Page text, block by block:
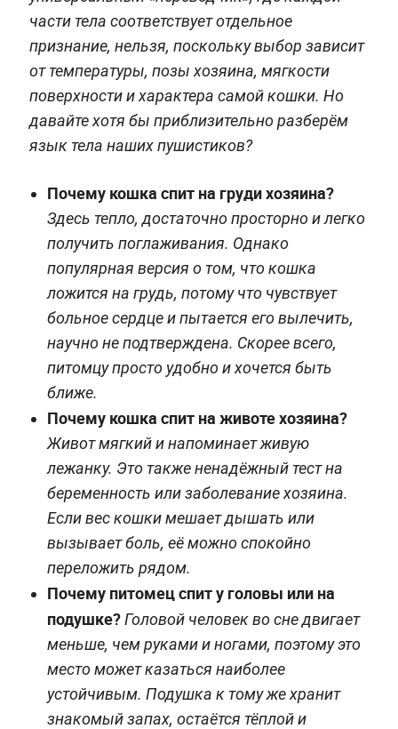
части тела соответствует отдельное
признание, нельзя, поскольку выбор зависит
от температуры, позы хозяина, мягкости
поверхности и характера самой кошки. Но
давайте хотя бы приблизительно разберём
язык тела наших пушистиков?
Почему кошка спит на груди хозяина?
Здесь тепло, достаточно просторно и легко
получить поглаживания. Однако
популярная версия о том, что кошка
ложится на грудь, потому что чувствует
больное сердце и пытается его вылечить,
научно не подтверждена. Скорее всего,
питомцу просто удобно и хочется быть
ближе.
Почему кошка спит на животе хозяина?
Живот мягкий и напоминает живую
лежанку. Это также ненадёжный тест на
беременность или заболевание хозяина.
Если вес кошки мешает дышать или
вызывает боль, её можно спокойно
переложить рядом.
Почему питомец спит у головы или на
подушке?Головой человек во сне двигает
меньше, чем руками и ногами, поэтому это
место может казаться наиболее
устойчивым. Подушка к тому же хранит
знакомый запах, остаётся тёплой и